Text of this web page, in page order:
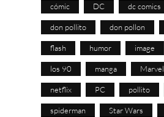
cómic DC dc comics
don pollito don pollon
flash humor image
los 90 manga Marvel
netflix PC pollito
spiderman Star Wars